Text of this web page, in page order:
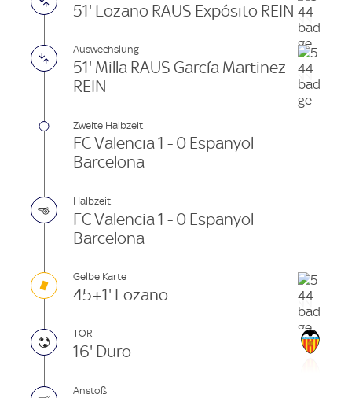
51' Lozano RAUS Expósito REIN
Auswechslung
51' Milla RAUS García Martinez
REIN
Zweite Halbzeit
FC Valencia 1 - 0 Espanyol
Barcelona
Halbzeit
FC Valencia 1 - 0 Espanyol
Barcelona
Gelbe Karte
45+1' Lozano
TOR
16' Duro
Anstoß